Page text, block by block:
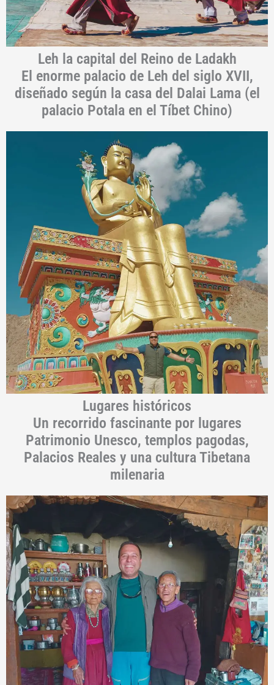
Leh la capital del Reino de Ladakh
El enorme palacio de Leh del siglo XVII,
diseñado según la casa del Dalai Lama (el
palacio Potala en el Tíbet Chino)
Lugares históricos
Un recorrido fascinante por lugares
Patrimonio Unesco, templos pagodas,
Palacios Reales y una cultura Tibetana
milenaria